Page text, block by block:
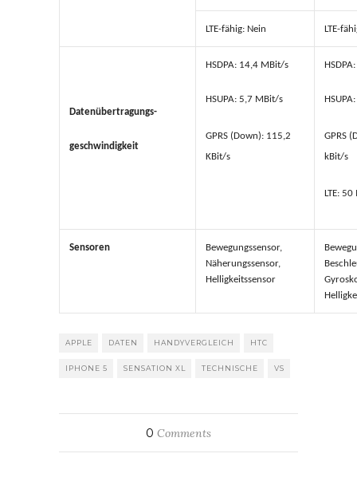
LTE-fähig: Nein LTE-
Datenübertragungs-
geschwindigkeit
HSDPA: 14,4 MBit/s
HSUPA: 5,7 MBit/s
GPRS (Down): 115,2
KBit/s
GPRS
kBit/s
LTE:
Sensoren
Bewegungssensor,
Näherungssensor,
Helligkeitssensor
APPLE DATEN HANDYVERGLEICH HTC
IPHONE 5 SENSATION XL TECHNISCHE VS
0 Comments